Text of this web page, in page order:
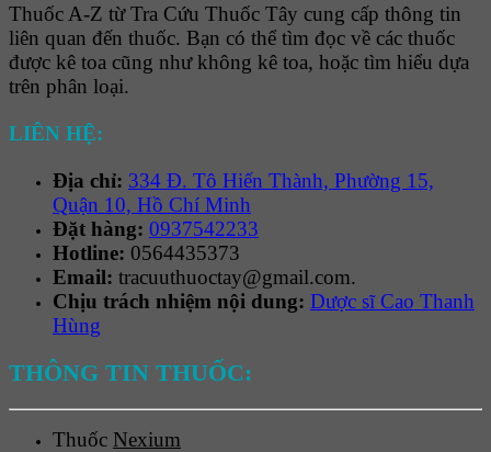
Thuốc A-Z từ Tra Cứu Thuốc Tây cung cấp thông tin
liên quan đến thuốc. Bạn có thể tìm đọc về các thuốc
được kê toa cũng như không kê toa, hoặc tìm hiểu dựa
trên phân loại.
LIÊN HỆ:
Địa chỉ: 334 Đ. Tô Hiến Thành, Phường 15,
Quận 10, Hồ Chí Minh
Đặt hàng: 0937542233
Hotline: 0564435373
Email: tracuuthuoctay@gmail.com.
Chịu trách nhiệm nội dung: Dược sĩ Cao Thanh
Hùng
THÔNG TIN THUỐC:
Thuốc Nexium